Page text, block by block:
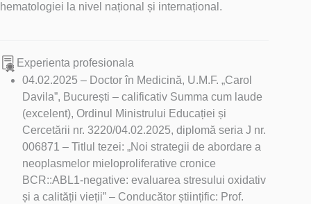
hematologiei la nivel național și internațional.
Experienta profesionala
04.02.2025 – Doctor în Medicină, U.M.F. „Carol
Davila”, București – calificativ Summa cum laude
(excelent), Ordinul Ministrului Educației și
Cercetării nr. 3220/04.02.2025, diplomă seria J nr.
006871 – Titlul tezei: „Noi strategii de abordare a
neoplasmelor mieloproliferative cronice
BCR::ABL1-negative: evaluarea stresului oxidativ
și a calității vieții” – Conducător științific: Prof.